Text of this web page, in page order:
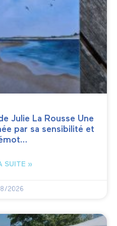
Julie La Rousse Une
par sa sensibilité et
SUITE »
2026